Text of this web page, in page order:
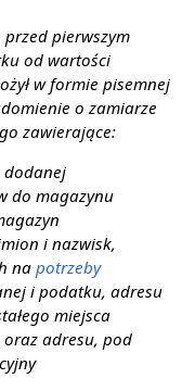
pierwszym
od wartości
w formie pisemnej
o zamiarze
zawierające:
do magazynu
i nazwisk,
na potrzeby
i podatku, adresu
miejsca
adresu, pod